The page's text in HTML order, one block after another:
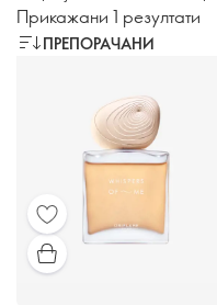
Прикажани 1 резултати
ПРЕПОРАЧАНИ